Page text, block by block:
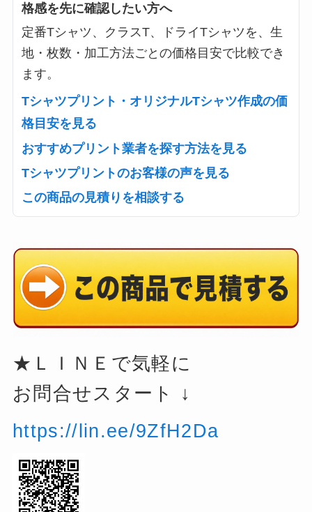
格感を先に確認したい方へ
定番Tシャツ、クラスT、ドライTシャツを、生
地・枚数・加工方法ごとの価格目安で比較でき
ます。
Tシャツプリント・オリジナルTシャツ作成の価
格目安を見る
おすすめプリント業者を探す方法を見る
Tシャツプリントのお客様の声を見る
この商品の見積りを相談する
★ＬＩＮＥで気軽に
お問合せスタート ↓
https://lin.ee/9ZfH2Da